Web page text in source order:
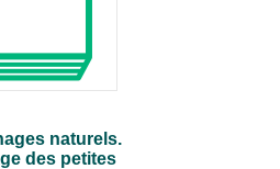
naturels.
des petites